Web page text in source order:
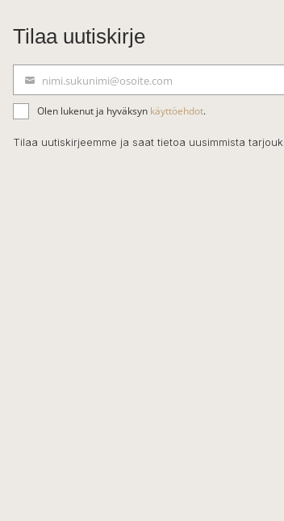
Tilaa uutiskirje
ä
h
k
nimi.sukunimi@osoite.com
Olen lukenut ja hyväksyn käyttöehdot.
Tilaa uutiskirjeemme ja saat tietoa uusimmista